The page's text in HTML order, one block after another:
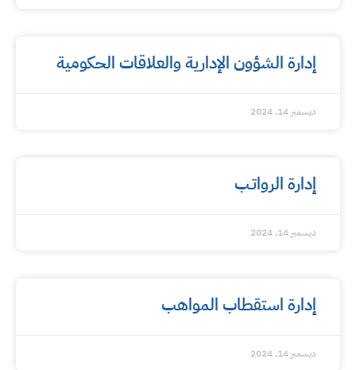
إدارة الشؤون الإدارية والعلاقات الحكومية
ديسمبر 14, 2024
إدارة الرواتـب
ديسمبر 14, 2024
إدارة استقطاب المواهب
ديسمبر 14, 2024